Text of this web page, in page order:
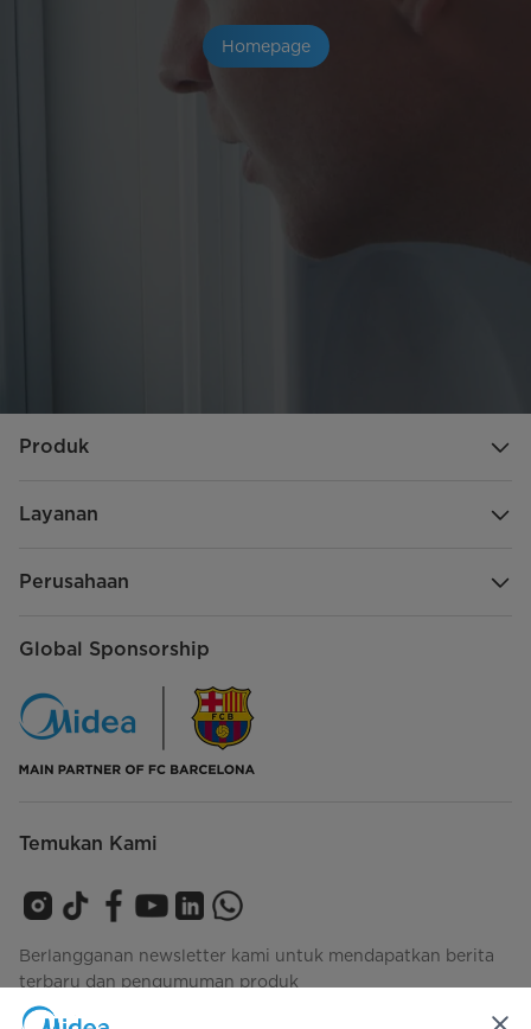
Homepage
Produk
Layanan
Perusahaan
Global Sponsorship
Temukan Kami
Berlangganan newsletter kami untuk mendapatkan berita
terbaru dan pengumuman produk